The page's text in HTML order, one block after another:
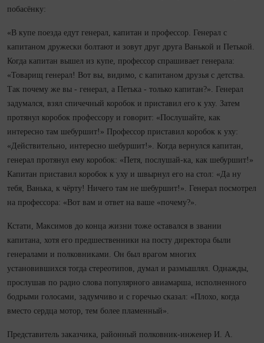
побасёнку:
«В купе поезда едут генерал, капитан и профессор. Генерал с
капитаном дружески болтают и зовут друг друга Ванькой и Петькой.
Ко­гда капитан вышел из купе, профессор спрашивает генерала:
«Товарищ генерал! Вот вы, видимо, с капитаном друзья с детства.
Так почему же вы - генерал, а Петька - только капитан?». Генерал
задумался, взял спичечный коробок и приставил его к уху. Затем
протянул коробок профессору и говорит: «Послушайте, как
интересно там шебуршит!» Профессор приставил коробок к уху:
«Действительно, интересно шебуршит!». Ко­гда вернулся капитан,
генерал протянул ему коробок: «Петя, послушай‑ка, как шебуршит!»
Капитан приставил коробок к уху и швырнул его на стол: «Да ну
тебя, Ванька, к чёрту! Ничего там не шебуршит!». Генерал посмотрел
на профессора: «Вот вам и ответ на ваше «почему?».
Кстати, Максимов до конца жизни тоже оставался в звании
капитана, хотя его предшественники на посту директора были
генералами и полковниками. Он был врагом многих
установившихся тогда стереотипов, думал и размышлял. Однажды,
прослушав по радио слова популярного авиамарша, исполненного
бодрыми голосами, задумчиво и с горечью сказал: «Плохо, ко­гда
вместо сердца мотор, тем более пламенный».
Представитель заказчика, районный полковник‑инженер И. А.